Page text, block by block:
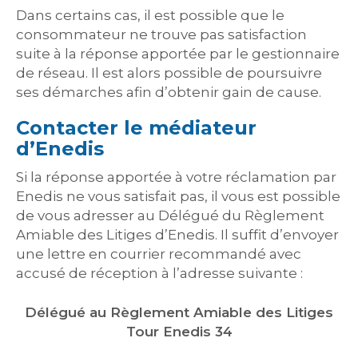
Dans certains cas, il est possible que le
consommateur ne trouve pas satisfaction
suite à la réponse apportée par le gestionnaire
de réseau. Il est alors possible de poursuivre
ses démarches afin d’obtenir gain de cause.
Contacter le médiateur
d’Enedis
Si la réponse apportée à votre réclamation par
Enedis ne vous satisfait pas, il vous est possible
de vous adresser au Délégué du Règlement
Amiable des Litiges d’Enedis. Il suffit d’envoyer
une lettre en courrier recommandé avec
accusé de réception à l’adresse suivante :
Délégué au Règlement Amiable des Litiges
Tour Enedis 34